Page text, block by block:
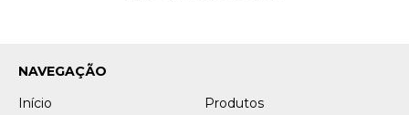
NAVEGAÇÃO
Início
Produtos